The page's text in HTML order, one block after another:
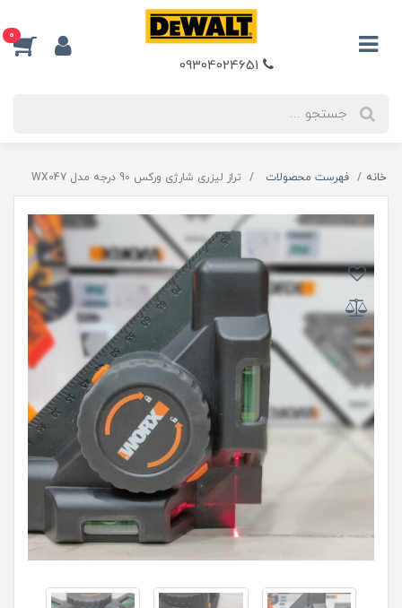
0
خانه فهرست محصولات تراز لیزری شارژی ورکس 90 درجه مدل WX047